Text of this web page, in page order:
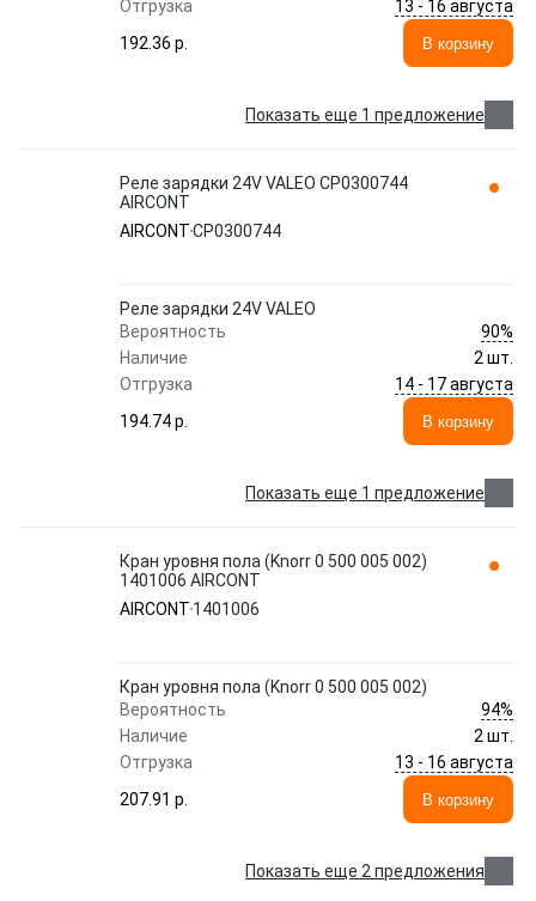
Отгрузка
13 - 16 августа
192.36 p.
В корзину
Показать еще 1 предложение
Реле зарядки 24V VALEO CP0300744
AIRCONT
AIRCONTCP0300744
Реле зарядки 24V VALEO
Вероятность
90%
Наличие
2 шт.
Отгрузка
14 - 17 августа
194.74 p.
В корзину
Показать еще 1 предложение
Кран уровня пола (Knorr 0 500 005 002)
1401006 AIRCONT
AIRCONT 1401006
Кран уровня пола (Knorr 0 500 005 002)
Вероятность
94%
Наличие
2 шт.
Отгрузка
13 - 16 августа
207.91 p.
В корзину
Показать еще 2 предложения